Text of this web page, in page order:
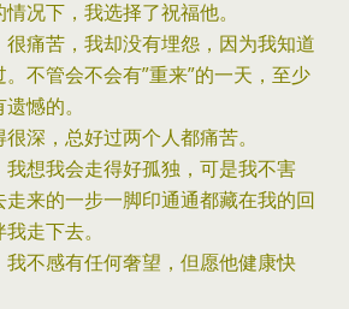
况下，我选择了祝福他。
痛苦，我却没有埋怨，因为我知道
不管会不会有”重来”的一天，至少
憾的。
深，总好过两个人都痛苦。
想我会走得好孤独，可是我不害
来的一步一脚印通通都藏在我的回
走下去。
不感有任何奢望，但愿他健康快